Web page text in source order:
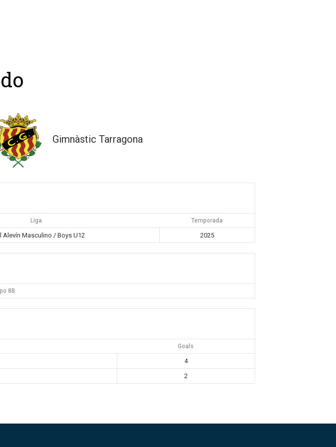
Gimnàstic Tarragona
Liga Temporada
Alevín Masculino / Boys U12 2025
8B
Goals
4
2